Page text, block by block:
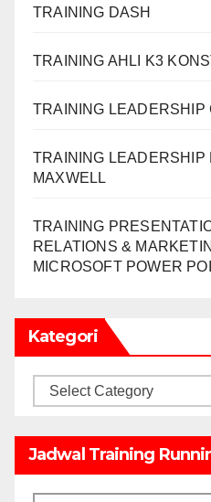
TRAINING DASH
TRAINING AHLI K3
TRAINING LEADERSHIP
TRAINING LEADERSHIP
MAXWELL
TRAINING
RELATIONS &
MICROSOFT POWER
Kategori
Kategori
Jadwal Training